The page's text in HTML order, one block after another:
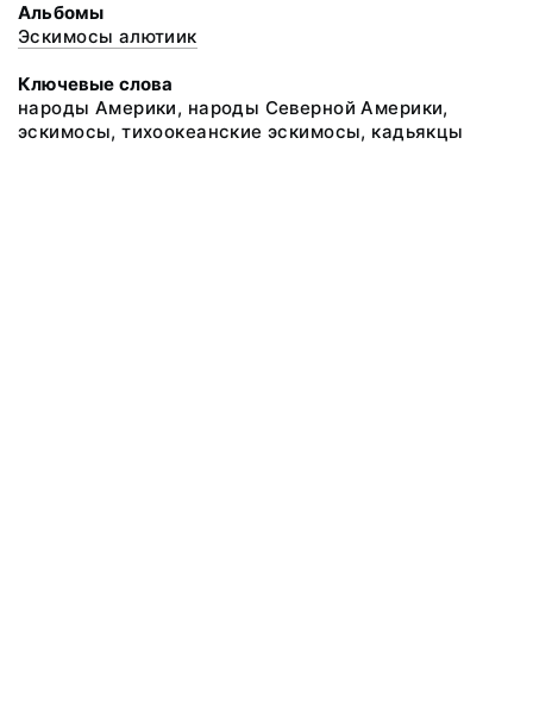
Альбомы
Эскимосы алютиик
Ключевые слова
народы Америки, народы Северной Америки,
эскимосы, тихоокеанские эскимосы, кадьякцы